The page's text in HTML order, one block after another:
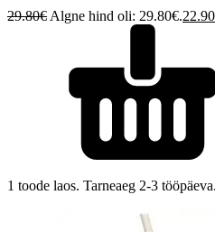
29.80€ Algne hind oli: 29.80€.22.90
1 toode laos. Tarneaeg 2-3 tööpäeva.